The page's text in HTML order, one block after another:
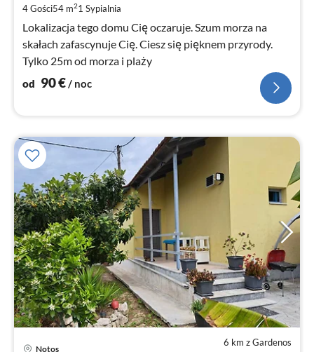
4 Gości54 m21 Sypialnia
Lokalizacja tego domu Cię oczaruje. Szum morza na
skałach zafascynuje Cię. Ciesz się pięknem przyrody.
Tylko 25m od morza i plaży
od 90€/ noc
6 km z Gardenos
Notos